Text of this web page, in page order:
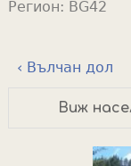
Регион: BG42
‹ Вълчан дол
Виж